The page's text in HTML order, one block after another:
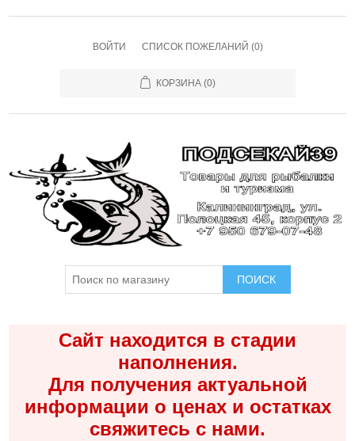
ВОЙТИ СПИСОК ПОЖЕЛАНИЙ (0)
КОРЗИНА (0)
ПОИСК
Сайт находится в стадии
наполнения.
Для получения актуальной
информации о ценах и остатках
свяжитесь с нами.